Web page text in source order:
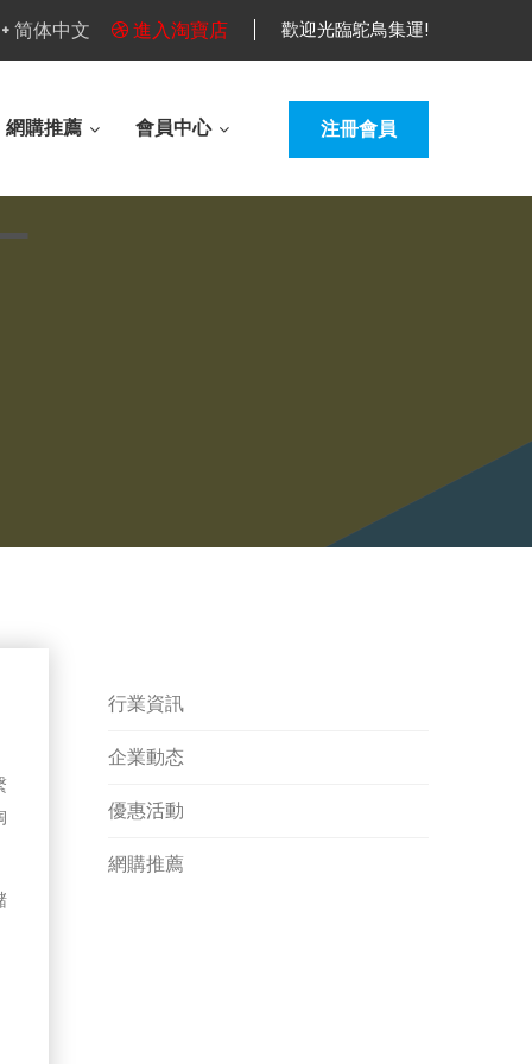
简体中文 進入淘寶店 歡迎光臨鴕鳥集運!
網購推薦 會員中心 注冊會員
行業資訊
企業動态
優惠活動
網購推薦